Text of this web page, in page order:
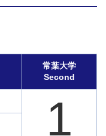
常葉大学
Second
1